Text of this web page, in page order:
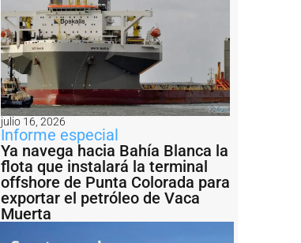
julio 16, 2026
Informe especial
Ya navega hacia Bahía Blanca la
flota que instalará la terminal
offshore de Punta Colorada para
exportar el petróleo de Vaca
Muerta